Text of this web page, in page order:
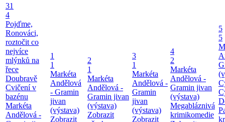
31
4
Pojďme,
Ronováci,
roztočit co
nejvíce
mlýnků na
řece
Doubravě
Cvičení v
bazénu
Markéta
Andělová -
1
1
Markéta
Andělová
- Gramin
jivan
(výstava)
Zobrazit
2
1
Markéta
Andělová -
Gramin jivan
(výstava)
Zobrazit
3
1
Markéta
Andělová -
Gramin
jivan
(výstava)
Zobrazit
4
2
Markéta
Andělová -
Gramin jivan
(výstava)
Megabláznivá
krimikomedie
5
5